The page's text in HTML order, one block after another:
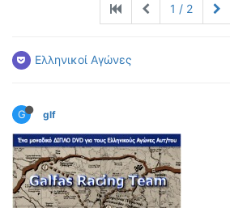
1 / 2
Ελληνικοί Αγώνες
G glf
ΣΥΓΚΡΙΤΙΚΕΣ ΔΟΚΙΜΕΣ
ΕΙΔΙΚΕΣ ΔΙΑΔΡΟΜΕΣ
ΟΔΟΙΠΟΡΙΚΑ
VIDEO
4TTV